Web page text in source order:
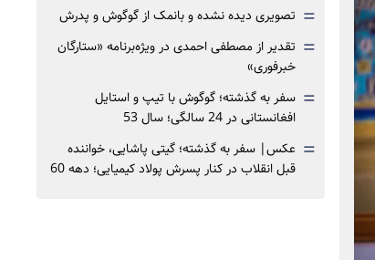
= تصویری دیده نشده و بانمک از گوگوش و پدرش
= تقدیر از مصطفی احمدی در ویژه‌برنامه «ستارگان
خبرفوری»
= سفر به گذشته؛ گوگوش با تیپ و استایل
افغانستانی در 24 سالگی؛ سال 53
= عکس| سفر به گذشته؛ گیتی پاشایی، خواننده
قبل انقلاب در کنار پسرش پولاد کیمیایی؛ دهه 60